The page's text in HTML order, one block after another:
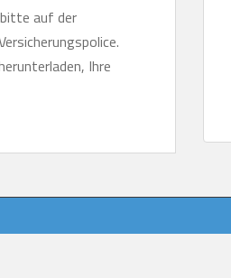
bitte auf der
Ihre